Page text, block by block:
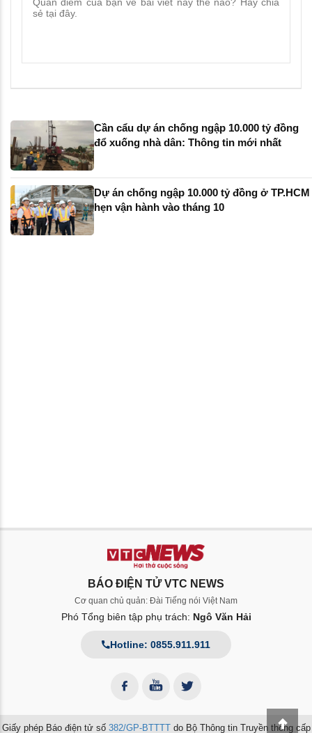
Cần cẩu dự án chống ngập 10.000 tỷ đồng
đổ xuống nhà dân: Thông tin mới nhất
Dự án chống ngập 10.000 tỷ đồng ở TP.HCM
hẹn vận hành vào tháng 10
BÁO ĐIỆN TỬ VTC NEWS
Cơ quan chủ quản: Đài Tiếng nói Việt Nam
Phó Tổng biên tập phụ trách: Ngô Văn Hải
Hotline: 0855.911.911
Giấy phép Báo điện tử số 382/GP-BTTTTdo Bộ Thông tin Truyền thông cấp